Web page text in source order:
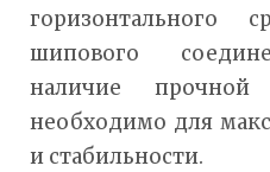
горизонтального
шипового
наличие прочной
необходимо для
и стабильности.